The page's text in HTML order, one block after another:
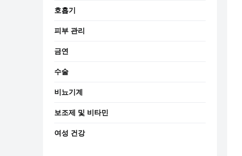
호흡기
피부 관리
금연
수술
비뇨기계
보조제 및 비타민
여성 건강